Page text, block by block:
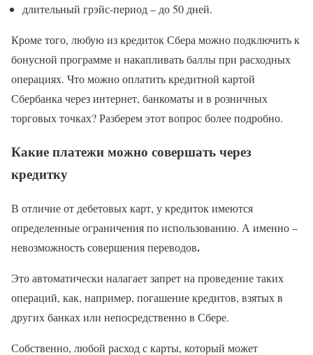
длительный грэйс-период – до 50 дней.
Кроме того, любую из кредиток Сбера можно подключить к
бонусной программе и накапливать баллы при расходных
операциях. Что можно оплатить кредитной картой
Сбербанка через интернет, банкоматы и в розничных
торговых точках? Разберем этот вопрос более подробно.
Какие платежи можно совершать через
кредитку
В отличие от дебетовых карт, у кредиток имеются
определенные ограничения по использованию. А именно –
невозможность совершения переводов.
Это автоматически налагает запрет на проведение таких
операций, как, например, погашение кредитов, взятых в
других банках или непосредственно в Сбере.
Собственно, любой расход с карты, который может